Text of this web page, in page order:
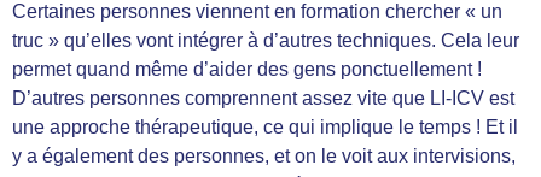
Certaines personnes viennent en formation chercher « un
truc » qu’elles vont intégrer à d’autres techniques. Cela leur
permet quand même d’aider des gens ponctuellement !
D’autres personnes comprennent assez vite que LI-ICV est
une approche thérapeutique, ce qui implique le temps ! Et il
y a également des personnes, et on le voit aux intervisions,